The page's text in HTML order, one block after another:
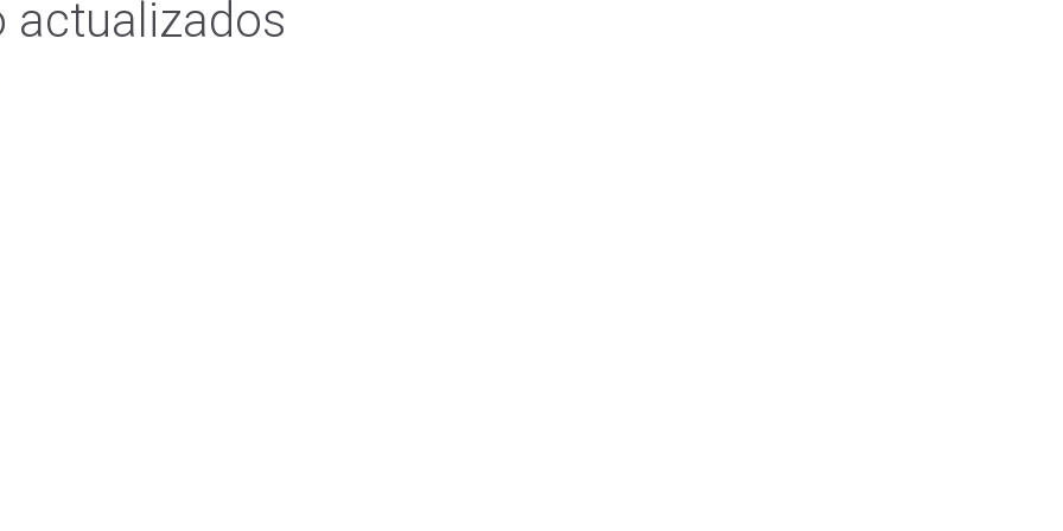
actualizados